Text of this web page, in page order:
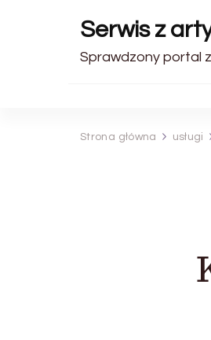
Serwis z
Sprawdzony portal
Strona główna usługi